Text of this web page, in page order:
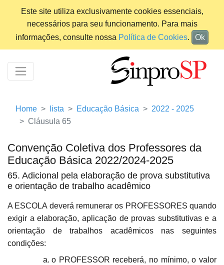
Este site utiliza exclusivamente cookies essenciais,
necessários para seu funcionamento. Para mais
informações, consulte nossa Política de Cookies. Ok
Home lista Educação Básica
2022 - 2025
Cláusula 65
Convenção Coletiva dos Professores da
Educação Básica 2022/2024-2025
65. Adicional pela elaboração de prova substitutiva
e orientação de trabalho acadêmico
A ESCOLA deverá remunerar os PROFESSORES quando
exigir a elaboração, aplicação de provas substitutivas e a
orientação de trabalhos acadêmicos nas seguintes
condições:
o PROFESSOR receberá, no mínimo, o valor